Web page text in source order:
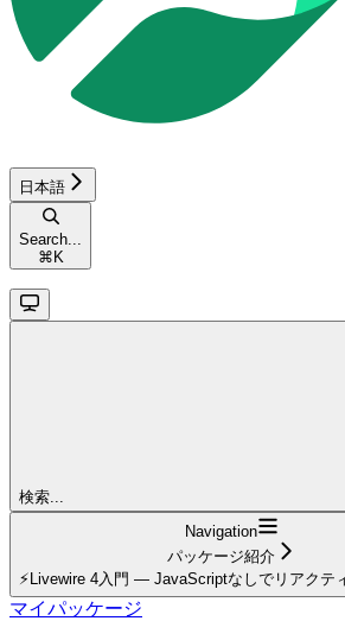
日本語
Search...
⌘ K
検索...
Navigation
パッケージ紹介
⚡Livewire 4入門 — JavaScriptなしでリアクテ
マイパッケージ